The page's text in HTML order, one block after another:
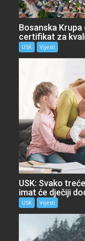
Bosanska
certifikat za
USK Vijesti
USK: Svako
imat će dječiji
USK Vijesti